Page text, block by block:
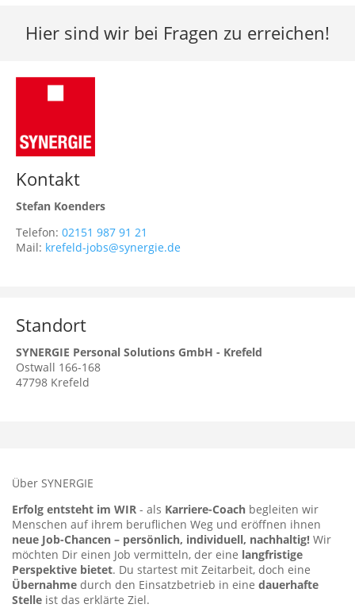
Hier sind wir bei Fragen zu erreichen!
Kontakt
Stefan Koenders
Telefon: 02151 987 91 21
Mail: krefeld-jobs@synergie.de
Standort
SYNERGIE Personal Solutions GmbH - Krefeld
Ostwall 166-168
47798 Krefeld
Über SYNERGIE
Erfolg entsteht im WIR - als Karriere-Coach begleiten wir
Menschen auf ihrem beruflichen Weg und eröffnen ihnen
neue Job-Chancen – persönlich, individuell, nachhaltig! Wir
möchten Dir einen Job vermitteln, der eine langfristige
Perspektive bietet. Du startest mit Zeitarbeit, doch eine
Übernahme durch den Einsatzbetrieb in eine dauerhafte
Stelle ist das erklärte Ziel.